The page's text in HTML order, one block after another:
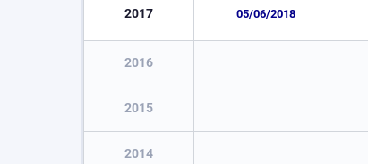
2017 05/06/2018
2016
2015
2014